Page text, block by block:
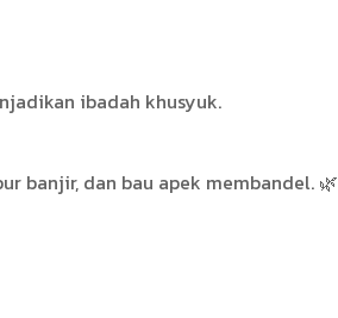
ibadah khusyuk.
banjir, dan bau apek membandel. 🌿